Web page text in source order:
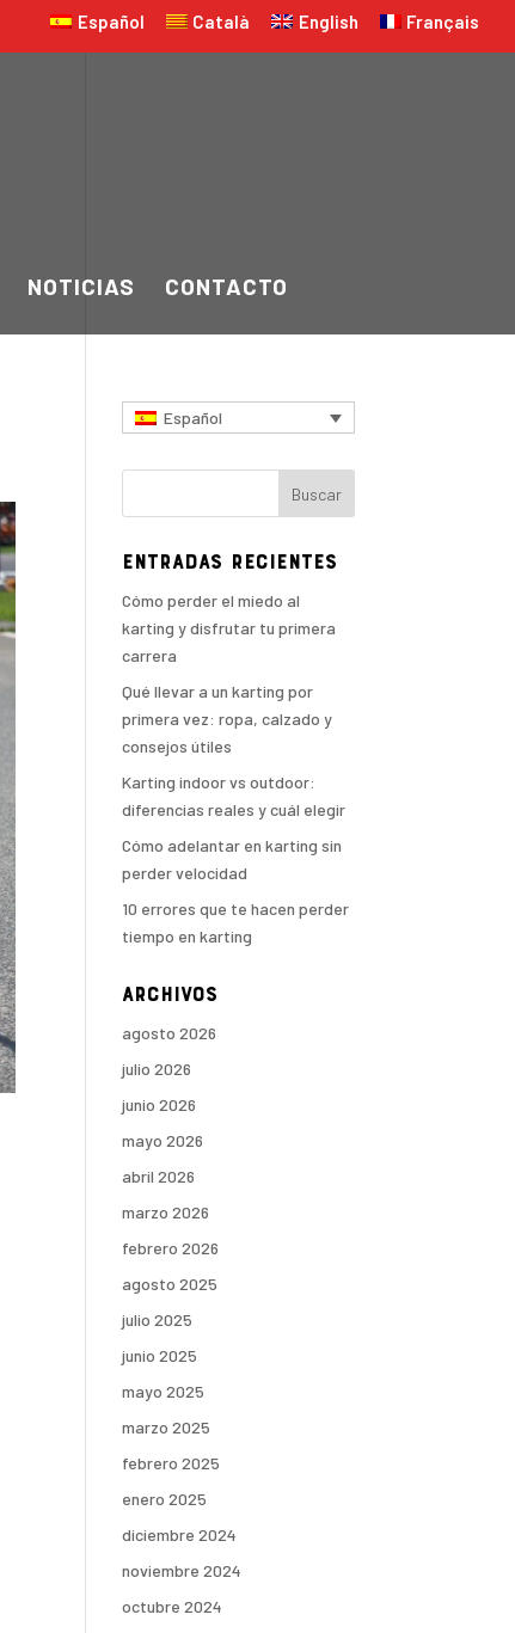
Español Català English Français
NOTICIAS CONTACTO
Español
Entradas recientes
Cómo perder el miedo al
karting y disfrutar tu primera
carrera
Qué llevar a un karting por
primera vez: ropa, calzado y
consejos útiles
Karting indoor vs outdoor:
diferencias reales y cuál elegir
Cómo adelantar en karting sin
perder velocidad
10 errores que te hacen perder
tiempo en karting
Archivos
agosto 2026
julio 2026
junio 2026
mayo 2026
abril 2026
marzo 2026
febrero 2026
agosto 2025
julio 2025
junio 2025
mayo 2025
marzo 2025
febrero 2025
enero 2025
diciembre 2024
noviembre 2024
octubre 2024